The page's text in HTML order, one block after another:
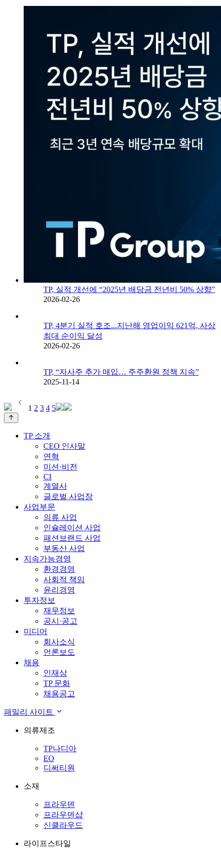
TP, 실적 개선에 “2025년 배당금 전년비 50% 상향”
2026-02-26
TP, 4분기 실적 호조...지난해 영업이익 621억, 사상
최대 순이익 달성
2026-02-26
TP, “자사주 추가 매입… 주주환원 정책 지속”
2025-11-14
1 2 3 4 5
TP 소개
CEO 인사말
연혁
미션·비전
CI
계열사
글로벌 사업장
사업부문
의류 사업
인슐레이션 사업
패션브랜드 사업
부동산 사업
지속가능경영
환경경영
사회적 책임
윤리경영
투자정보
재무정보
공시·공고
미디어
회사소식
언론보도
채용
인재상
TP 문화
채용공고
패밀리 사이트
의류제조
TP나디아
EO
디써티원
소재
프라우덴
프라우덴샵
신클라우드
라이프스타일